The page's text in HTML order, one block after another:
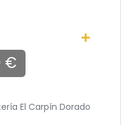
€
El Carpín Dorado